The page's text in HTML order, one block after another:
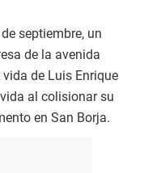
septiembre, un
de la avenida
de Luis Enrique
al colisionar su
en San Borja.